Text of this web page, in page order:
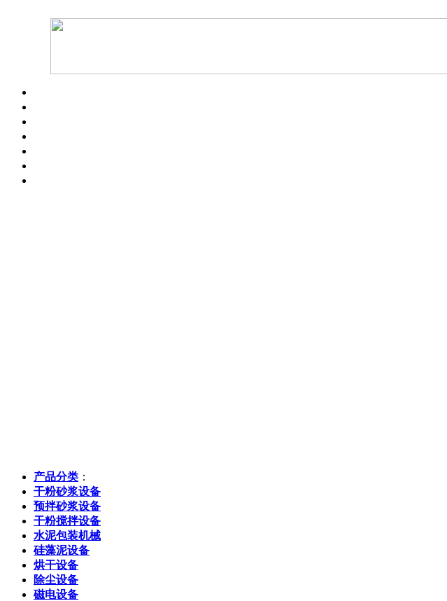
产品分类 ：
干粉砂浆设备
预拌砂浆设备
干粉搅拌设备
水泥包装机械
硅藻泥设备
烘干设备
除尘设备
磁电设备